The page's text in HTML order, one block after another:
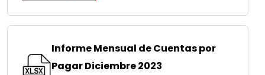
Informe Mensual de Cuentas por
Pagar Diciembre 2023